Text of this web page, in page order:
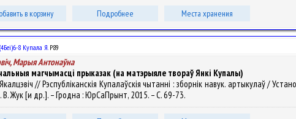
в корзину Подробнее Места хранения
8 Купала Я.Р89
Марыя Антонаўна
магчымасці прыказак (на матэрыяле твораў Янкі Купалы)
// Рэспубліканскія Купалаўскія чытанні : зборнік навук. артыкулаў /
В. Жук [и др.]. – Гродна : ЮрСаПрынт, 2015. – С. 69-73.